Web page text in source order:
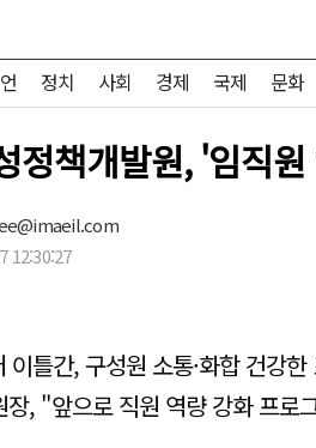
정치 사회 경제 국제 문화
정책개발원, '임직
12:30:27
이틀간, 구성원 소통·화합 건강
장, "앞으로 직원 역량 강화 프로